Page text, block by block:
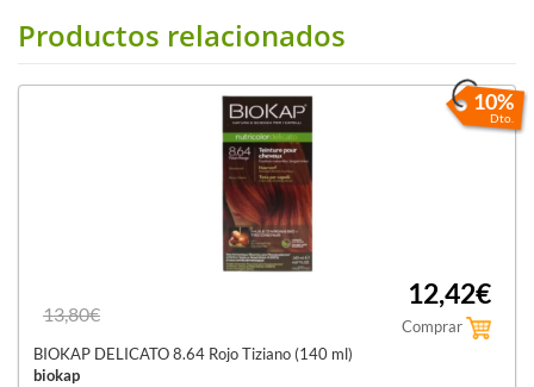
Productos relacionados
10%
Dto.
13,80€
12,42€
Comprar
BIOKAP DELICATO 8.64 Rojo Tiziano (140 ml)
biokap